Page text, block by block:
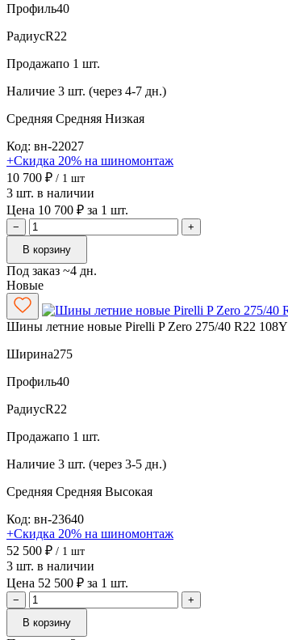
Профиль40
РадиусR22
Продажапо 1 шт.
Наличие 3 шт. (через 4-7 дн.)
Средняя Средняя Низкая
Код: вн-22027
+Скидка 20% на шиномонтаж
10 700 ₽ / 1 шт
3 шт. в наличии
Цена 10 700 ₽ за 1 шт.
−
+
В корзину
Под заказ ~4 дн.
Новые
Шины летние новые Pirelli P Zero 275/40 R22 108Y
Ширина275
Профиль40
РадиусR22
Продажапо 1 шт.
Наличие 3 шт. (через 3-5 дн.)
Средняя Средняя Высокая
Код: вн-23640
+Скидка 20% на шиномонтаж
52 500 ₽ / 1 шт
3 шт. в наличии
Цена 52 500 ₽ за 1 шт.
−
+
В корзину